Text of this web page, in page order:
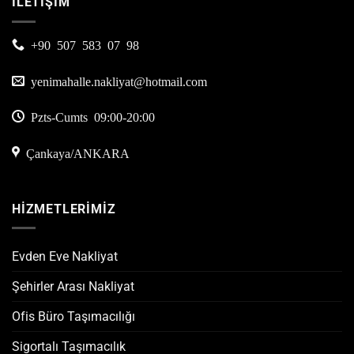
+90 507 583 07 98
yenimahalle.nakliyat@hotmail.com
Pzts-Cumts 09:00-20:00
Çankaya/ANKARA
HİZMETLERİMİZ
Evden Eve Nakliyat
Şehirler Arası Nakliyat
Ofis Büro Taşımacılığı
Sigortalı Taşımacılık